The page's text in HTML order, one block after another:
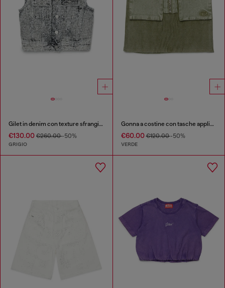
Gilet in denim con texture sfrangiata
€130.00 €260.00-50%
GRIGIO
Gonna a costine con tasche applicate
€60.00€120.00-50%
VERDE